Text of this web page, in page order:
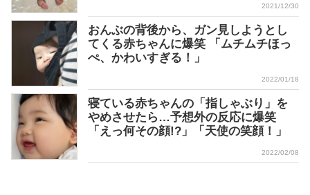
2021/12/30
おんぶの背後から、ガン見しようとし
てくる赤ちゃんに爆笑 「ムチムチほっ
ぺ、かわいすぎる！」
2022/01/18
寝ている赤ちゃんの「指しゃぶり」を
やめさせたら…予想外の反応に爆笑
「えっ何その顔!?」「天使の笑顔！」
2022/02/08